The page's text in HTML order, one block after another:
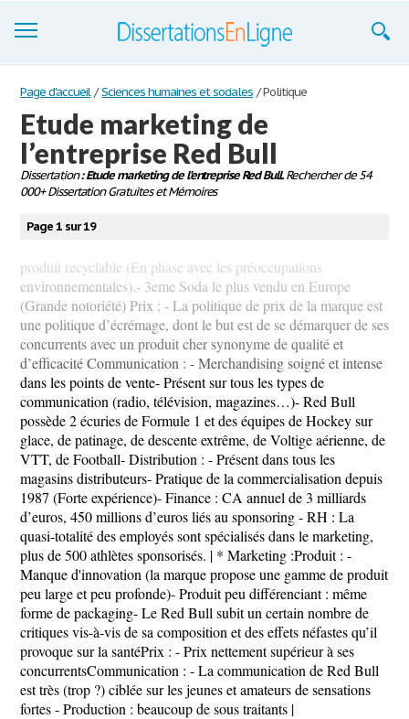
Dissertations
S'inscrire
Se connecter
Contactez-nous
Page d'accueil / Sciences humaines et sociales /Politique
Etude marketing de
l’entreprise Red Bull
Dissertation: Etude marketing de l’entreprise Red Bull.Rechercher de 54
000+ Dissertation Gratuites et Mémoires
Page 1 sur 19
produit recyclable (En phase avec les préoccupations
environnementales).- 3eme Soda le plus vendu en Europe
(Grande notoriété) Prix : - La politique de prix de la marque est
une politique d’écrémage, dont le but est de se démarquer de ses
concurrents avec un produit cher synonyme de qualité et
d’efficacité Communication : - Merchandising soigné et intense
dans les points de vente- Présent sur tous les types de
communication (radio, télévision, magazines…)- Red Bull
possède 2 écuries de Formule 1 et des équipes de Hockey sur
glace, de patinage, de descente extrême, de Voltige aérienne, de
VTT, de Football- Distribution : - Présent dans tous les
magasins distributeurs- Pratique de la commercialisation depuis
1987 (Forte expérience)- Finance : CA annuel de 3 milliards
d’euros, 450 millions d’euros liés au sponsoring - RH : La
quasi-totalité des employés sont spécialisés dans le marketing,
plus de 500 athlètes sponsorisés. | * Marketing :Produit : -
Manque d'innovation (la marque propose une gamme de produit
peu large et peu profonde)- Produit peu différenciant : même
forme de packaging- Le Red Bull subit un certain nombre de
critiques vis-à-vis de sa composition et des effets néfastes qu’il
provoque sur la santéPrix : - Prix nettement supérieur à ses
concurrentsCommunication : - La communication de Red Bull
est très (trop ?) ciblée sur les jeunes et amateurs de sensations
fortes - Production : beaucoup de sous traitants |